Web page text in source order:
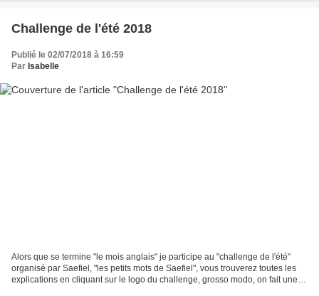
Challenge de l'été 2018
Publié le 02/07/2018 à 16:59
Par Isabelle
Alors que se termine "le mois anglais" je participe au "challenge de l'été"
organisé par Saefiel, "les petits mots de Saefiel", vous trouverez toutes les
explications en cliquant sur le logo du challenge, grosso modo, on fait une